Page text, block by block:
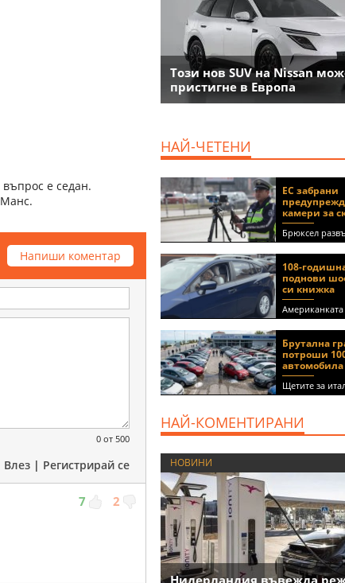
въпрос е седан.
Напиши коментар
0 от 500
Влез | Регистрирай се
7 2
Този нов SUV на Nissan
пристигне в Европа
НАЙ-ЧЕТЕНИ
ЕС забрани
камери за
Брюксел
на
приложения
Google Maps
108-
поднови
си книжка
медицински
(ВИДЕО)
Брутална
потроши
автомобила
Щетите за
автокъща се
НАЙ-КОМЕНТИРАНИ
НОВИНИ
Нидерландия въвежда